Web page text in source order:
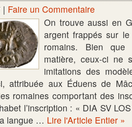
| Faire un Commentaire
On trouve aussi en
argent frappés sur
romains. Bien
matière, ceux-ci ne
imitations des
attribuée aux Éduens de
romaines comportant des
l’inscription : « DIA SV
langue … Lire l'Article Entier »